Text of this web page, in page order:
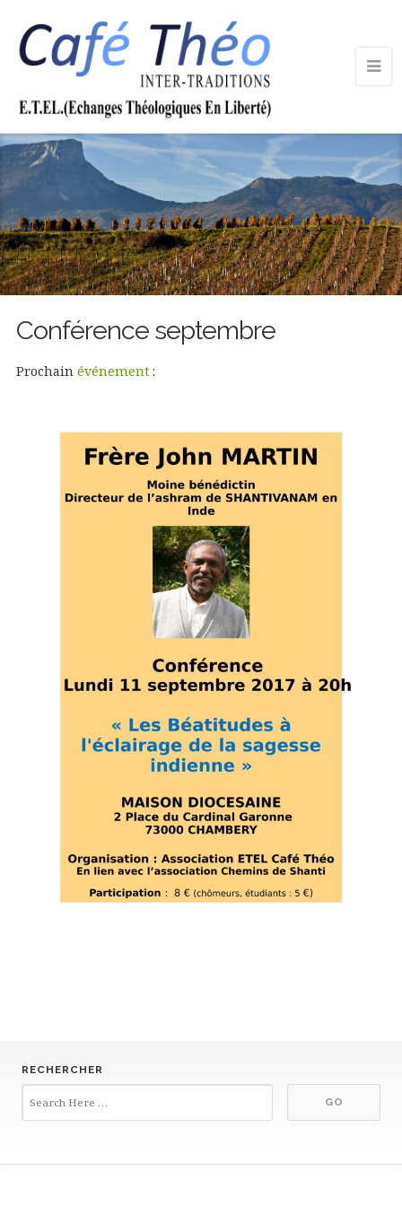
Conférence septembre
Prochain événement:
RECHERCHER